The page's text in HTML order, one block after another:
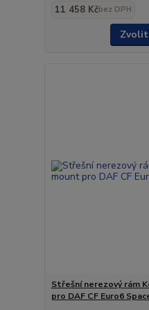
11 458 Kčbez DPH
Střešní nerezový rám
pro DAF CF Euro6